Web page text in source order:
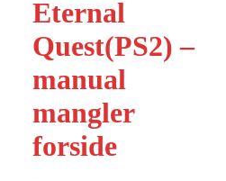
Eternal
Quest(PS2) –
manual
mangler
forside